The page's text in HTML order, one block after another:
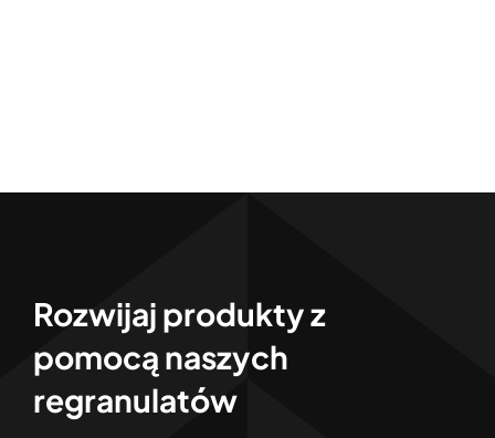
Rozwijaj produkty z
pomocą naszych
regranulatów